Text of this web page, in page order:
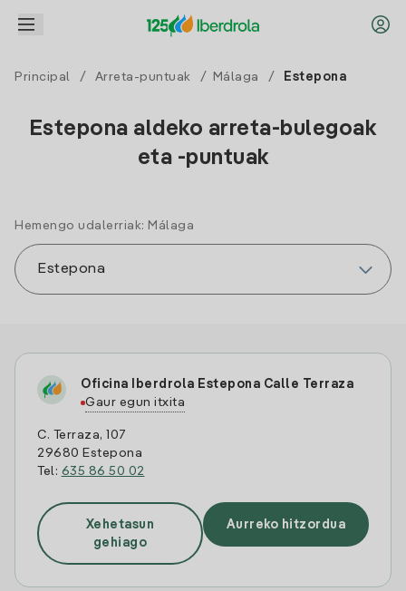
Principal / Arreta-puntuak / Málaga / Estepona
Estepona aldeko arreta-bulegoak
eta -puntuak
Hemengo udalerriak: Málaga
Oficina Iberdrola Estepona Calle Terraza
Gaur egun itxita
C. Terraza, 107
29680 Estepona
Tel: 635 86 50 02
Xehetasun
gehiago
Aurreko hitzordua